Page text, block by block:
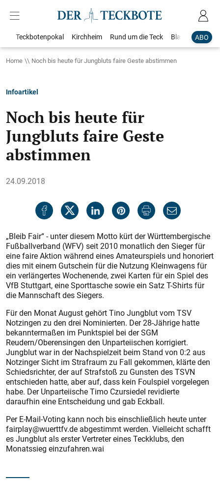
ABO
Teckbotenpokal Kirchheim Rund um die Teck Blaulicht
Home Noch bis heute für Jungbluts faire Geste abstimmen
Infoartikel
Noch bis heute für
Jungbluts faire Geste
abstimmen
24.09.2018
„Bleib Fair“ - unter diesem Motto kürt der Württembergische
Fußballverband (WFV) seit 2010 monatlich den Sieger für
eine faire Aktion während eines Amateurspiels und honoriert
dies mit einem Gutschein für die Nutzung Kleinwagens für
ein verlängertes Wochenende, zwei Karten für ein Spiel des
VfB Stuttgart, eine Sporttasche sowie ein Satz T-Shirts für
die Mannschaft des Siegers.
Für den Monat August gehört Tino Jungblut vom TSV
Notzingen zu den drei Nominierten. Der 28-Jährige hatte
bekanntermaßen im Punktspiel bei der SGM
Reudern/Oberensingen den Unparteiischen korrigiert.
Jungblut war in der Nachspielzeit beim Stand von 0:2 aus
Notzinger Sicht im Strafraum zu Fall gekommen, klärte den
Schiedsrichter, der auf Strafstoß zu Gunsten des TSVN
entschieden hatte, aber auf, dass kein Foulspiel vorgelegen
habe. Der Unparteiische Timo Czursiedel revidierte
daraufhin eine Entscheidung und gab Eckball.
Per E-Mail-Voting kann noch bis einschließlich heute unter
fairplay@wuerttfv.de abgestimmt werden. Vielleicht schafft
es Jungblut als erster Vertreter eines Teckklubs, den
Monatssieg einzufahren.wai